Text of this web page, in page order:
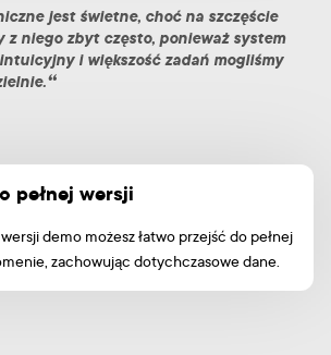
jest świetne, choć na szczęście
z niego zbyt często, ponieważ system
i większość zadań mogliśmy
pełnej wersji
demo możesz łatwo przejść do pełnej
zachowując dotychczasowe dane.